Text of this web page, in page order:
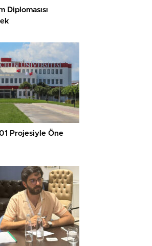
Diplomasısı
Projesiyle Öne